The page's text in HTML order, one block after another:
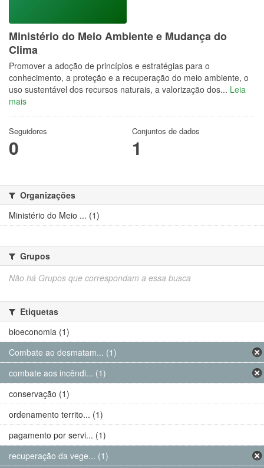
Ministério do Meio Ambiente e Mudança do
Clima
Promover a adoção de princípios e estratégias para o
conhecimento, a proteção e a recuperação do meio ambiente, o
uso sustentável dos recursos naturais, a valorização dos... Leia
mais
Seguidores
0
Conjuntos de dados
1
Organizações
Ministério do Meio ... (1)
Grupos
Não há Grupos que correspondam a essa busca
Etiquetas
bioeconomia (1)
Combate ao desmatam... (1)
combate aos incêndi... (1)
conservação (1)
ordenamento territo... (1)
pagamento por servi... (1)
recuperação da vege... (1)